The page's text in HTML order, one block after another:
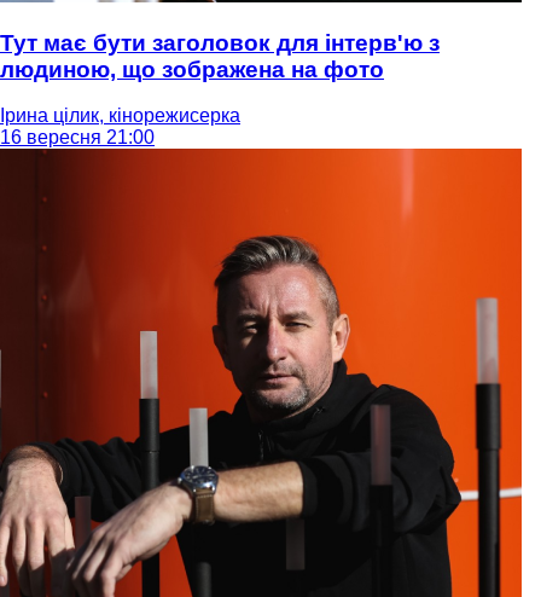
Тут має бути заголовок для інтерв'ю з
людиною, що зображена на фото
Ірина цілик, кінорежисерка
16 вересня 21:00